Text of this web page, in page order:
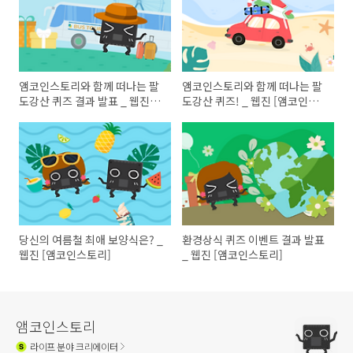
앰코인스토리와 함께 떠나는 팔
도강산 퀴즈 결과 발표 _ 웹진
앰코인스토리와 함께 떠나는 팔
도강산 퀴즈! _ 웹진 [앰코인스
당신의 여름철 최애 보양식은? _
웹진 [앰코인스토리]
환경상식 퀴즈 이벤트 결과 발표
_ 웹진 [앰코인스토리]
앰코인스토리
라이프분야 크리에이터